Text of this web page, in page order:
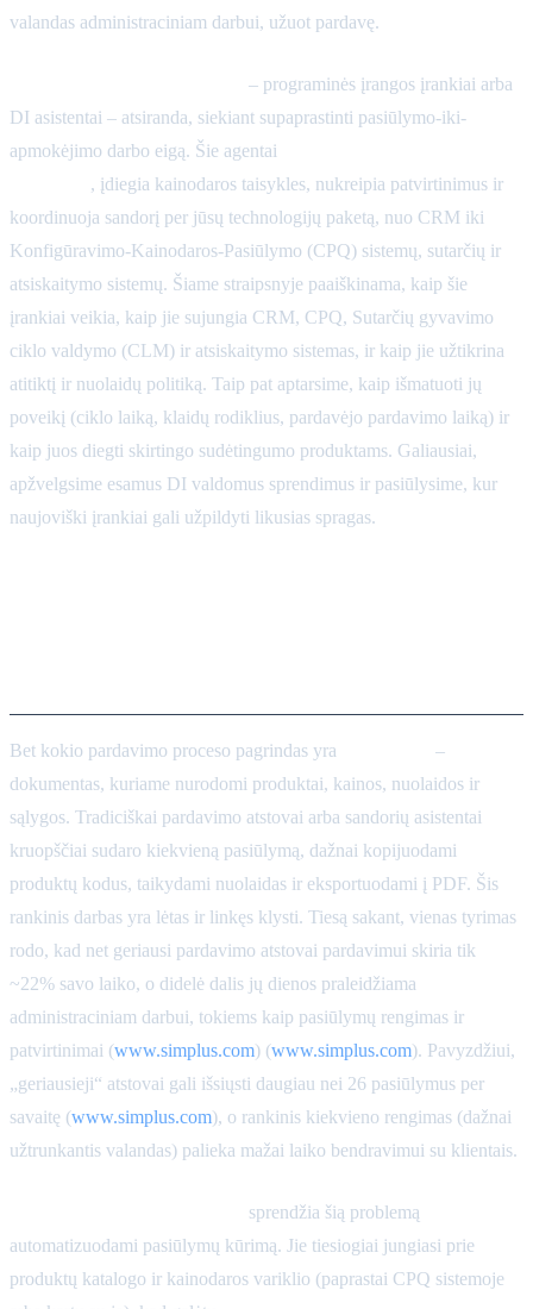
valandas administraciniam darbui, užuot pardavę.
– programinės įrangos įrankiai arba
DI asistentai – atsiranda, siekiant supaprastinti pasiūlymo-iki-
apmokėjimo darbo eigą. Šie agentai
, įdiegia kainodaros taisykles, nukreipia patvirtinimus ir
koordinuoja sandorį per jūsų technologijų paketą, nuo CRM iki
Konfigūravimo-Kainodaros-Pasiūlymo (CPQ) sistemų, sutarčių ir
atsiskaitymo sistemų. Šiame straipsnyje paaiškinama, kaip šie
įrankiai veikia, kaip jie sujungia CRM, CPQ, Sutarčių gyvavimo
ciklo valdymo (CLM) ir atsiskaitymo sistemas, ir kaip jie užtikrina
atitiktį ir nuolaidų politiką. Taip pat aptarsime, kaip išmatuoti jų
poveikį (ciklo laiką, klaidų rodiklius, pardavėjo pardavimo laiką) ir
kaip juos diegti skirtingo sudėtingumo produktams. Galiausiai,
apžvelgsime esamus DI valdomus sprendimus ir pasiūlysime, kur
naujoviški įrankiai gali užpildyti likusias spragas.
Bet kokio pardavimo proceso pagrindas yra
–
dokumentas, kuriame nurodomi produktai, kainos, nuolaidos ir
sąlygos. Tradiciškai pardavimo atstovai arba sandorių asistentai
kruopščiai sudaro kiekvieną pasiūlymą, dažnai kopijuodami
produktų kodus, taikydami nuolaidas ir eksportuodami į PDF. Šis
rankinis darbas yra lėtas ir linkęs klysti. Tiesą sakant, vienas tyrimas
rodo, kad net geriausi pardavimo atstovai pardavimui skiria tik
~22% savo laiko, o didelė dalis jų dienos praleidžiama
administraciniam darbui, tokiems kaip pasiūlymų rengimas ir
patvirtinimai (www.simplus.com) (www.simplus.com). Pavyzdžiui,
„geriausieji“ atstovai gali išsiųsti daugiau nei 26 pasiūlymus per
savaitę (www.simplus.com), o rankinis kiekvieno rengimas (dažnai
užtrunkantis valandas) palieka mažai laiko bendravimui su klientais.
sprendžia šią problemą
automatizuodami pasiūlymų kūrimą. Jie tiesiogiai jungiasi prie
produktų katalogo ir kainodaros variklio (paprastai CPQ sistemoje